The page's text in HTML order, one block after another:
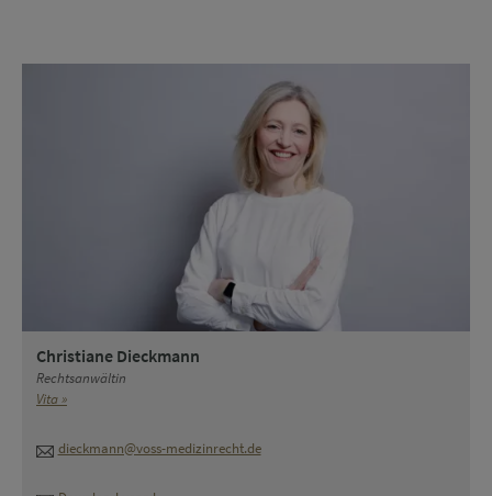
Christiane Dieckmann
Rechtsanwältin
Vita »
dieckmann@voss-medizinrecht.de